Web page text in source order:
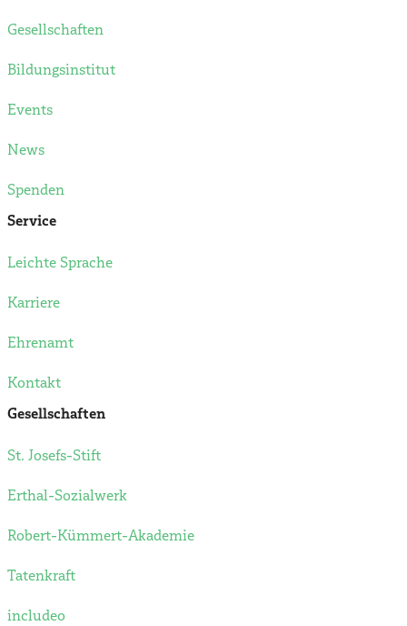
Gesellschaften
Bildungsinstitut
Events
News
Spenden
Service
Leichte Sprache
Karriere
Ehrenamt
Kontakt
Gesellschaften
St. Josefs-Stift
Erthal-Sozialwerk
Robert-Kümmert-Akademie
Tatenkraft
includeo